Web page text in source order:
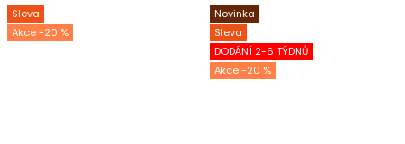
Sleva
-20 %
Novinka
Sleva
DODÁNÍ 2-6 TÝDNŮ
-20 %